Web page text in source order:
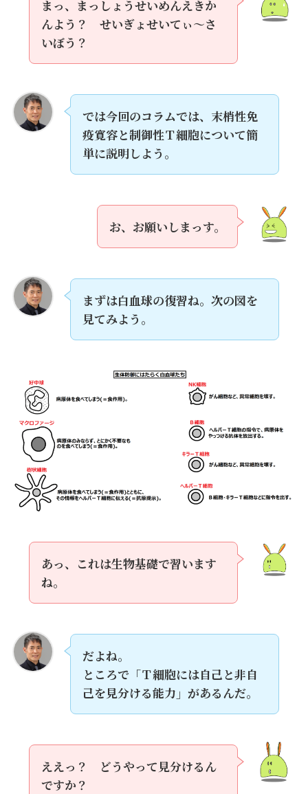
まっ、まっしょうせいめんえきか
んよう？ せいぎょせいてぃ～さ
いぼう？
では今回のコラムでは、末梢性免
疫寛容と制御性Ｔ細胞について簡
単に説明しよう。
お、お願いしまっす。
まずは白血球の復習ね。次の図を
見てみよう。
あっ、これは生物基礎で習います
ね。
だよね。
ところで「Ｔ細胞には自己と非自
己を見分ける能力」があるんだ。
ええっ？ どうやって見分けるん
ですか？